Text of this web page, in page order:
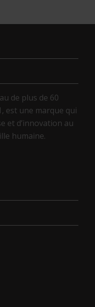
de plus de 60
est une marque qui
et d’innovation au
humaine.